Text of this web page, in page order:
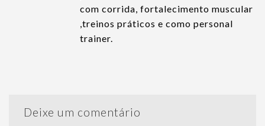
com corrida, fortalecimento muscular
,treinos práticos e como personal
trainer.
Deixe um comentário